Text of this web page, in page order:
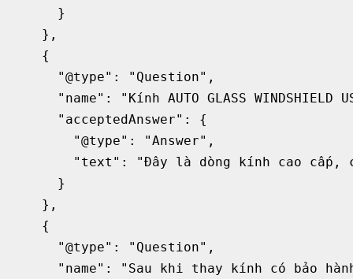
      }
    },
    {
      "@type": "Question",
"name": "Kính AUTO GLASS WINDSHIELD
      "acceptedAnswer": {
        "@type": "Answer",
"text": "Đây là dòng kính cao cấp,
      }
    },
    {
      "@type": "Question",
"name": "Sau khi thay kính có bảo